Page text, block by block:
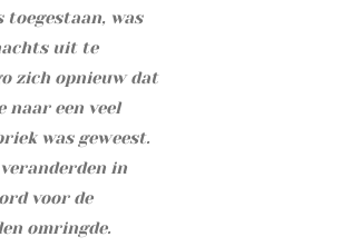
was
uit te
zich opnieuw dat
naar een veel
was geweest.
in
voor de
omringde.